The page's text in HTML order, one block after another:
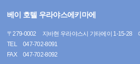
베이 호텔 우라야스에키마에
〒279-0002
지바현 우라야스시 기타에이 1-15-28
TEL
047-702-8091
FAX
047-702-8092